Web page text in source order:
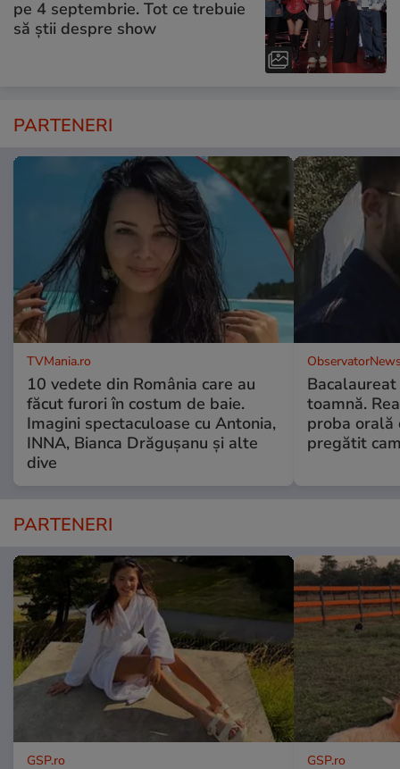
pe 4 septembrie. Tot ce trebuie
să știi despre show
PARTENERI
TVMania.ro
10 vedete din România care au
făcut furori în costum de baie.
Imagini spectaculoase cu Antonia,
INNA, Bianca Drăgușanu și alte
dive
toamnă.
proba orală
pregătit
PARTENERI
GSP.ro GSP.ro